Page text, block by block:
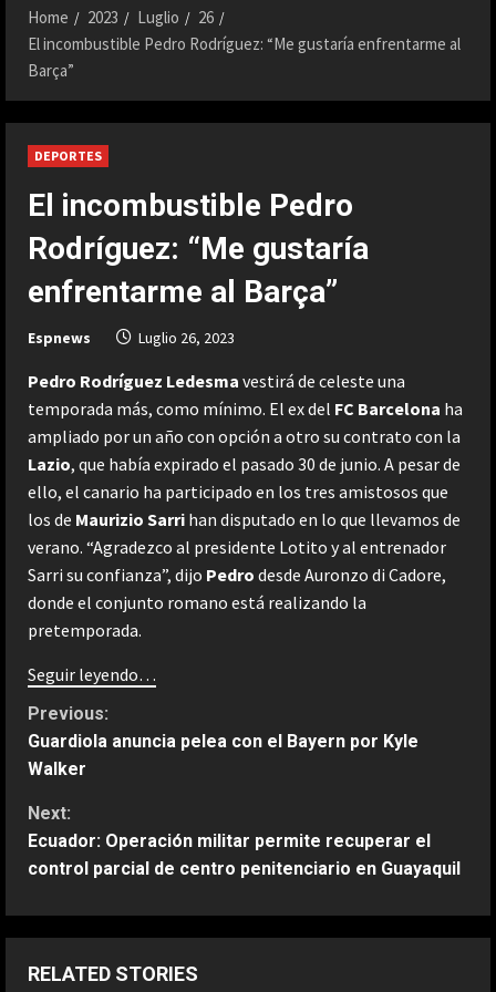
Home 2023 Luglio
26
El incombustible Pedro Rodríguez: “Me gustaría enfrentarme al
Barça”
DEPORTES
El incombustible Pedro
Rodríguez: “Me gustaría
enfrentarme al Barça”
Espnews Luglio 26, 2023
Pedro Rodríguez Ledesma vestirá de celeste una
temporada más, como mínimo. El ex del FC Barcelona ha
ampliado por un año con opción a otro su contrato con la
Lazio, que había expirado el pasado 30 de junio. A pesar de
ello, el canario ha participado en los tres amistosos que
los de Maurizio Sarri han disputado en lo que llevamos de
verano. “Agradezco al presidente Lotito y al entrenador
Sarri su confianza”, dijo Pedro desde Auronzo di Cadore,
donde el conjunto romano está realizando la
pretemporada.
Seguir leyendo…
C
o
n
t
i
Previous:
Guardiola anuncia pelea con el Bayern por Kyle
Walker
Next:
Ecuador: Operación militar permite recuperar el
control parcial de centro penitenciario en Guayaquil
RELATED STORIES
2 Agosto 8, 2026